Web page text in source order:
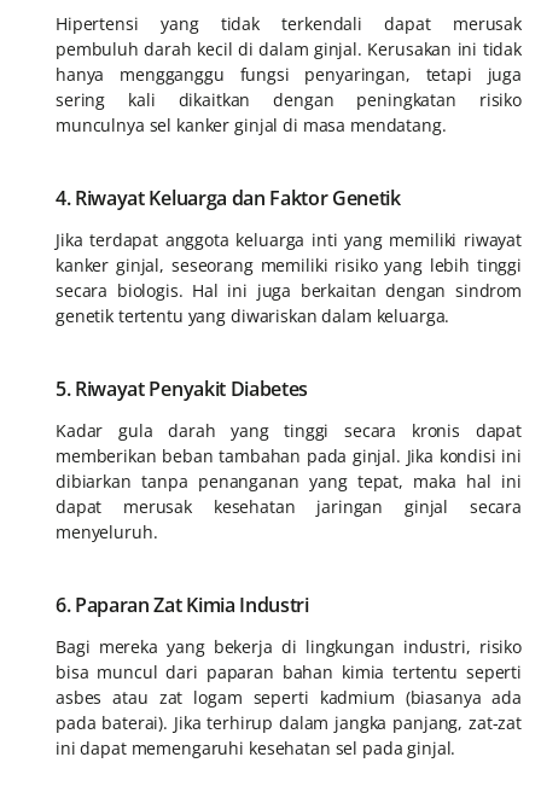
Hipertensi yang tidak terkendali dapat merusak
pembuluh darah kecil di dalam ginjal. Kerusakan ini tidak
hanya mengganggu fungsi penyaringan, tetapi juga
sering kali dikaitkan dengan peningkatan risiko
munculnya sel kanker ginjal di masa mendatang.
4. Riwayat Keluarga dan Faktor Genetik
Jika terdapat anggota keluarga inti yang memiliki riwayat
kanker ginjal, seseorang memiliki risiko yang lebih tinggi
secara biologis. Hal ini juga berkaitan dengan sindrom
genetik tertentu yang diwariskan dalam keluarga.
5. Riwayat Penyakit Diabetes
Kadar gula darah yang tinggi secara kronis dapat
memberikan beban tambahan pada ginjal. Jika kondisi ini
dibiarkan tanpa penanganan yang tepat, maka hal ini
dapat merusak kesehatan jaringan ginjal secara
menyeluruh.
6. Paparan Zat Kimia Industri
Bagi mereka yang bekerja di lingkungan industri, risiko
bisa muncul dari paparan bahan kimia tertentu seperti
asbes atau zat logam seperti kadmium (biasanya ada
pada baterai). Jika terhirup dalam jangka panjang, zat-zat
ini dapat memengaruhi kesehatan sel pada ginjal.